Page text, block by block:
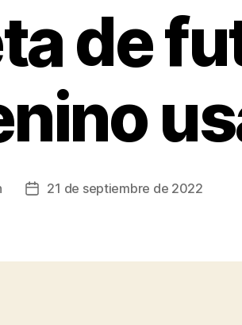
de
Fecha21 de septiembre de 2022